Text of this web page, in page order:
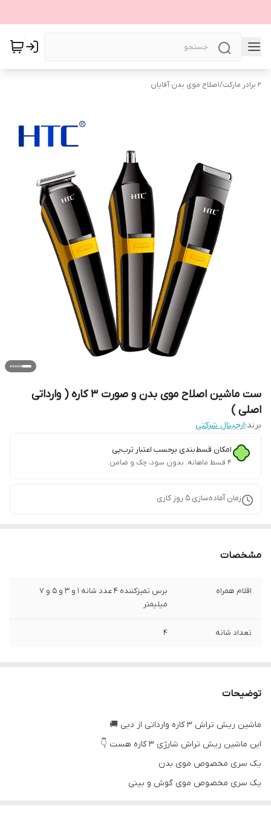
۲ برادر مارکت /اصلاح موی بدن آقایان
ست ماشین اصلاح موی بدن و صورت 3 کاره ( وارداتی
اصلی )
برند:ارجینال شرکتی
امکان قسط‌بندی برحسب اعتبار ترب‌پی
۴ قسط ماهانه. بدون سود، چک و ضامن.
زمان آماده‌سازی 5 روز کاری
مشخصات
اقلام همراه
برس تمیزکننده 4 عدد شانه 1 و 3 و 5 و 7
میلیمتر
تعداد شانه 4
توضیحات
ماشین ریش تراش ۳ کاره وارداتی از دبی 🚚
این ماشین ریش تراش شارژی ۳ کاره هست 👇
یک سری مخصوص موی بدن
یک سری مخصوص موی گوش و بینی